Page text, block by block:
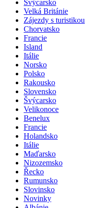
Švýcarsko
Velká Británie
Zájezdy s turistikou
Chorvatsko
Francie
Island
Itálie
Norsko
Polsko
Rakousko
Slovensko
Švýcarsko
Velikonoce
Benelux
Francie
Holandsko
Itálie
Maďarsko
Nizozemsko
Řecko
Rumunsko
Slovinsko
Novinky